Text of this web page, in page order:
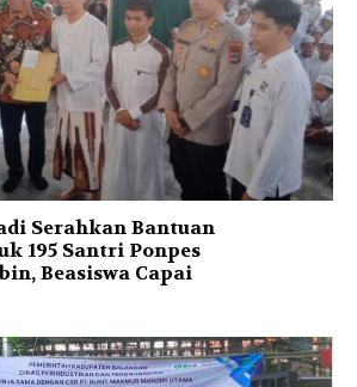
Serahkan Bantuan
195 Santri Ponpes
Beasiswa Capai